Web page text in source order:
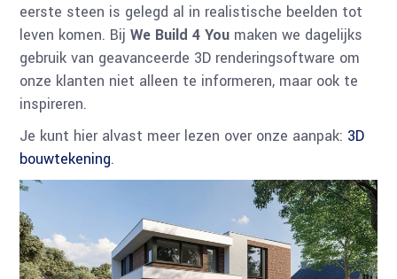
eerste steen is gelegd al in realistische beelden tot
leven komen. BijWe Build 4 You maken we dagelijks
gebruik van geavanceerde 3D renderingsoftware om
onze klanten niet alleen te informeren, maar ook te
inspireren.
Je kunt hier alvast meer lezen over onze aanpak: 3D
bouwtekening.